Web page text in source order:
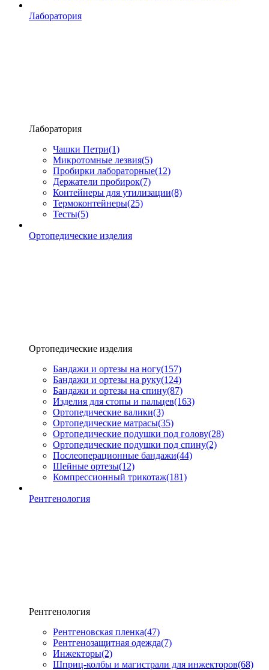
Лаборатория
Лаборатория
Чашки Петри(1)
Микротомные лезвия(5)
Пробирки лабораторные(12)
Держатели пробирок(7)
Контейнеры для утилизации(8)
Термоконтейнеры(25)
Тесты(5)
Ортопедические изделия
Ортопедические изделия
Бандажи и ортезы на ногу(157)
Бандажи и ортезы на руку(124)
Бандажи и ортезы на спину(87)
Изделия для стопы и пальцев(163)
Ортопедические валики(3)
Ортопедические матрасы(35)
Ортопедические подушки под голову(28)
Ортопедические подушки под спину(2)
Послеоперационные бандажи(44)
Шейные ортезы(12)
Компрессионный трикотаж(181)
Рентгенология
Рентгенология
Рентгеновская пленка(47)
Рентгенозащитная одежда(7)
Инжекторы(2)
Шприц-колбы и магистрали для инжекторов(68)